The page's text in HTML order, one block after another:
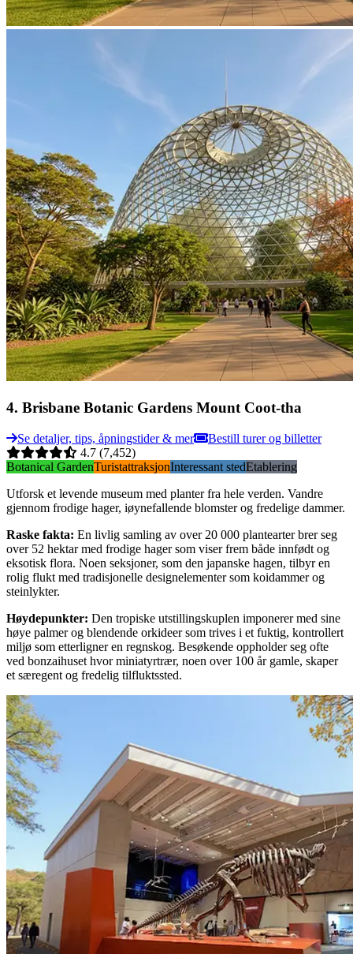
4. Brisbane Botanic Gardens Mount Coot-tha
Se detaljer, tips, åpningstider & mer
Bestill turer og billetter
4.7 (7,452)
Botanical GardenTuristattraksjonInteressant stedEtablering
Utforsk et levende museum med planter fra hele verden. Vandre
gjennom frodige hager, iøynefallende blomster og fredelige dammer.
Raske fakta: En livlig samling av over 20 000 plantearter brer seg
over 52 hektar med frodige hager som viser frem både innfødt og
eksotisk flora. Noen seksjoner, som den japanske hagen, tilbyr en
rolig flukt med tradisjonelle designelementer som koidammer og
steinlykter.
Høydepunkter: Den tropiske utstillingskuplen imponerer med sine
høye palmer og blendende orkideer som trives i et fuktig, kontrollert
miljø som etterligner en regnskog. Besøkende oppholder seg ofte
ved bonzaihuset hvor miniatyrtrær, noen over 100 år gamle, skaper
et særegent og fredelig tilfluktssted.